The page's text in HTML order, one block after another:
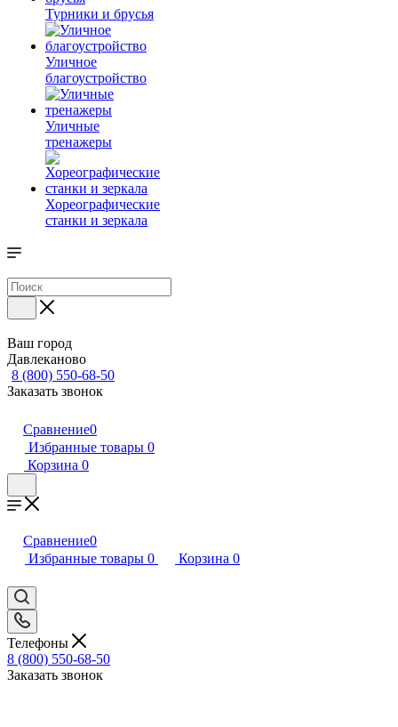
Турники и брусья
Уличное
благоустройство
Уличные
тренажеры
Хореографические
станки и зеркала
Ваш город
Давлеканово
8 (800) 550-68-50
Заказать звонок
Сравнение0
Избранные товары 0
Корзина 0
Сравнение0
Избранные товары 0 Корзина 0
Телефоны
8 (800) 550-68-50
Заказать звонок